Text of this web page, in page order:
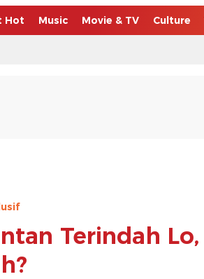
Hot Music Movie & TV Culture
Terindah Lo,